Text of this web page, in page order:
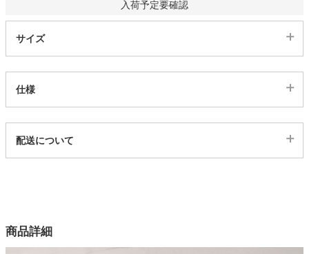
ガーデン
入荷予定要確認
サイズ
仕様
25500520
2色
配送について
商品詳細